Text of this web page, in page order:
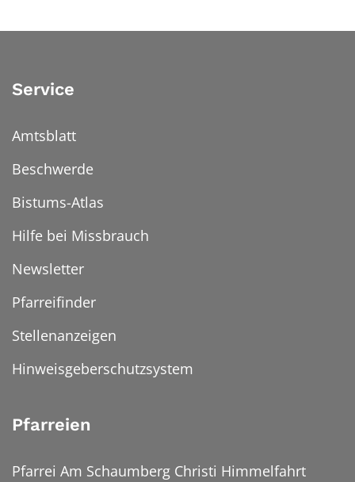
Service
Amtsblatt
Beschwerde
Bistums-Atlas
Hilfe bei Missbrauch
Newsletter
Pfarreifinder
Stellenanzeigen
Hinweisgeberschutzsystem
Pfarreien
Pfarrei Am Schaumberg Christi Himmelfahrt